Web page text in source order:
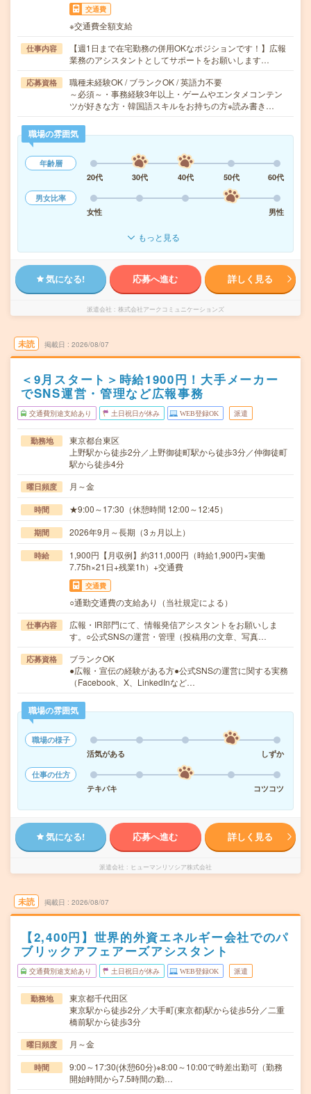
交通費
※交通費全額支給
仕事内容
【週1日まで在宅勤務の併用OKなポジションです！】広報
業務のアシスタントとしてサポートをお願いします…
応募資格
職種未経験OK / ブランクOK / 英語力不要
～必須～・事務経験3年以上・ゲームやエンタメコンテン
ツが好きな方・韓国語スキルをお持ちの方※読み書き…
職場の雰囲気
年齢層
20代
30代 40代 50代
60代
男女比率
女性
男性
もっと見る
気になる! 応募へ進む 詳しく見る
派遣会社 株式会社アークコミュニケーションズ
未読 掲載日 2026/08/07
＜9月スタート＞時給1900円！大手メーカー
でSNS運営・管理など広報事務
交通費別途支給あり 土日祝日が休み WEB登録OK 派遣
勤務地
東京都台東区
上野駅から徒歩2分／上野御徒町駅から徒歩3分／仲御徒町
駅から徒歩4分
曜日頻度 月～金
時間 ★9:00～17:30（休憩時間 12:00～12:45）
期間 2026年9月～長期（3ヵ月以上）
時給
1,900円【月収例】約311,000円（時給1,900円×実働
7.75h×21日+残業1h）+交通費
交通費
○通勤交通費の支給あり（当社規定による）
仕事内容
広報・IR部門にて、情報発信アシスタントをお願いしま
す。○公式SNSの運営・管理（投稿用の文章、写真…
応募資格
ブランクOK
●広報・宣伝の経験がある方●公式SNSの運営に関する実務
（Facebook、X、LinkedInなど…
職場の雰囲気
職場の様子
活気がある
しずか
仕事の仕方
テキパキ
コツコツ
気になる! 応募へ進む 詳しく見る
派遣会社 ヒューマンリソシア株式会社
未読 掲載日 2026/08/07
【2,400円】世界的外資エネルギー会社でのパ
ブリックアフェアーズアシスタント
交通費別途支給あり 土日祝日が休み WEB登録OK 派遣
勤務地
東京都千代田区
東京駅から徒歩2分／大手町(東京都)駅から徒歩5分／二重
橋前駅から徒歩3分
曜日頻度 月～金
時間
9:00～17:30(休憩60分)※8:00～10:00で時差出勤可（勤務
開始時間から7.5時間の勤…